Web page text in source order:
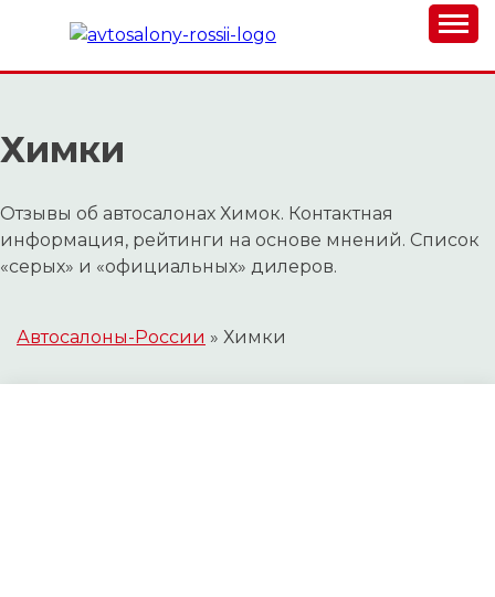
АВТОСАЛОНЫ-
Химки
Отзывы об автосалонах Химок. Контактная
информация, рейтинги на основе мнений. Список
«серых» и «официальных» дилеров.
Автосалоны-России » Химки